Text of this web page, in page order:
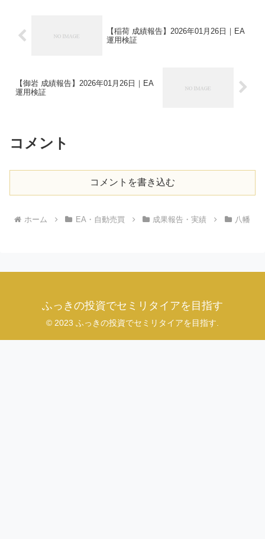
【稲荷 成績報告】2026年01月26日｜EA
運用検証
【御岩 成績報告】2026年01月26日｜EA
運用検証
コメント
コメントを書き込む
ホーム EA・自動売買 成果報告・実績 八幡
ふっきの投資でセミリタイアを目指す
© 2023 ふっきの投資でセミリタイアを目指す.